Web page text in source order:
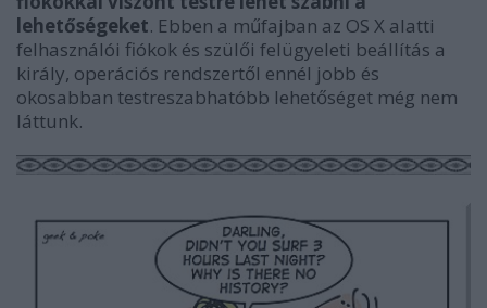
lehetőségeket. Ebben a műfajban az OS X alatti
felhasználói fiókok és szülői felügyeleti beállítás a
király, operációs rendszertől ennél jobb és
okosabban testreszabhatóbb lehetőséget még nem
láttunk.